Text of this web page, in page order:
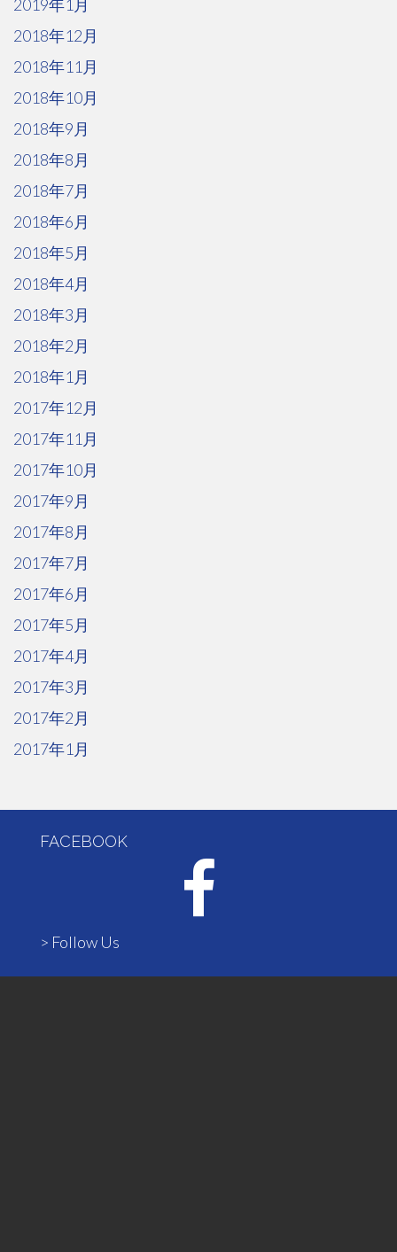
2019年1月
2018年12月
2018年11月
2018年10月
2018年9月
2018年8月
2018年7月
2018年6月
2018年5月
2018年4月
2018年3月
2018年2月
2018年1月
2017年12月
2017年11月
2017年10月
2017年9月
2017年8月
2017年7月
2017年6月
2017年5月
2017年4月
2017年3月
2017年2月
2017年1月
FACEBOOK
> Follow Us